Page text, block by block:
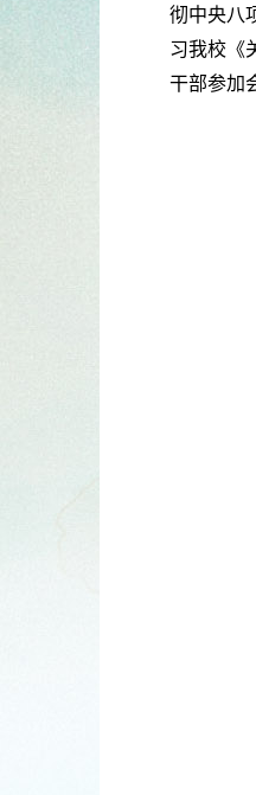
彻中央八
习我校《
干部参加